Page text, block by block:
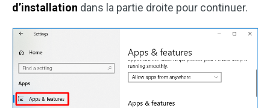
d’installation dans la partie droite pour continuer.